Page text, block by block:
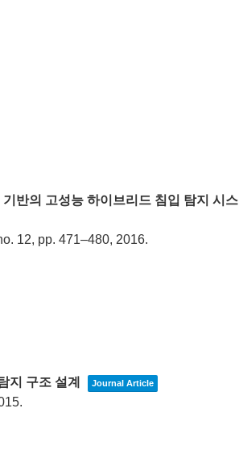
반의 고성능 하이브리드 침입 탐지 시스
12, pp. 471–480, 2016.
지 구조 설계
Journal Article
.